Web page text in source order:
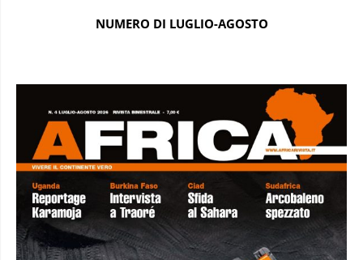
NUMERO DI LUGLIO-AGOSTO